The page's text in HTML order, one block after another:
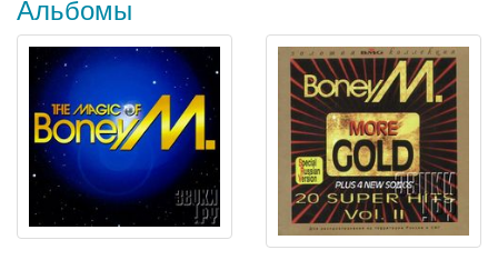
Альбомы